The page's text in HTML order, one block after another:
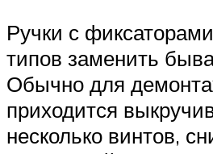
Ручки с
типов заменить
Обычно для
приходится
несколько винтов,